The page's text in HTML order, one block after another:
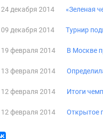
24 декабря 2014 «Зеленая
09 декабря 2014 Турнир
19 февраля 2014 В Москве
13 февраля 2014
12 февраля 2014 Итоги
12 февраля 2014 Открытое